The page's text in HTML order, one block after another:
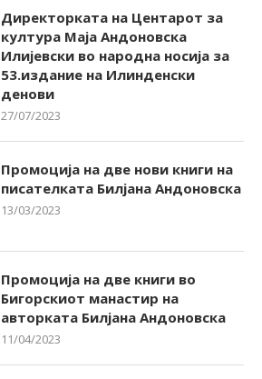
Директорката на Центарот за
култура Маја Андоновска
Илијевски во народна носија за
53.издание на Илинденски
денови
27/07/2023
Промоција на две нови книги на
писателката Билјана Андоновска
13/03/2023
Промоција на две книги во
Бигорскиот манастир на
авторката Билјана Андоновска
11/04/2023